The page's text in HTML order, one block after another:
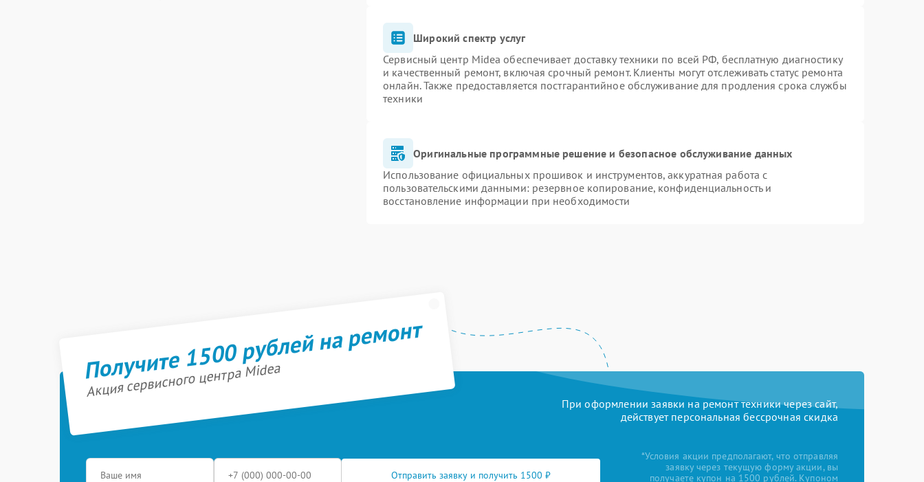
Широкий спектр услуг
Сервисный центр Midea обеспечивает доставку техники по всей РФ, бесплатную диагностику
и качественный ремонт, включая срочный ремонт. Клиенты могут отслеживать статус ремонта
онлайн. Также предоставляется постгарантийное обслуживание для продления срока службы
техники
Оригинальные программные решение и безопасное обслуживание данных
Использование официальных прошивок и инструментов, аккуратная работа с
пользовательскими данными: резервное копирование, конфиденциальность и
восстановление информации при необходимости
Получите 1500 рублей на ремонт
Акция сервисного центра Midea
При оформлении заявки на ремонт техники через сайт,
действует персональная бессрочная скидка
Отправить заявку и получить 1500 ₽
*Условия акции предполагают, что отправляя
заявку через текущую форму акции, вы
получаете купон на 1500 рублей. Купоном